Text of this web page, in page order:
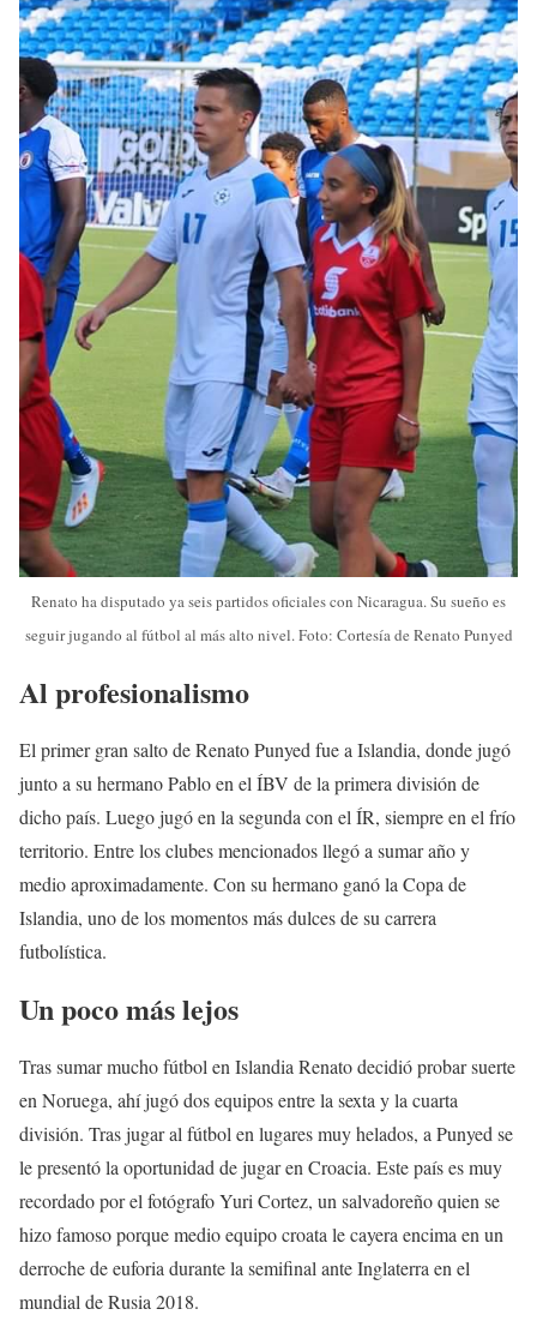
Renato ha disputado ya seis partidos oficiales con Nicaragua. Su sueño es
seguir jugando al fútbol al más alto nivel. Foto: Cortesía de Renato Punyed
Al profesionalismo
El primer gran salto de Renato Punyed fue a Islandia, donde jugó
junto a su hermano Pablo en el ÍBV de la primera división de
dicho país. Luego jugó en la segunda con el ÍR, siempre en el frío
territorio. Entre los clubes mencionados llegó a sumar año y
medio aproximadamente. Con su hermano ganó la Copa de
Islandia, uno de los momentos más dulces de su carrera
futbolística.
Un poco más lejos
Tras sumar mucho fútbol en Islandia Renato decidió probar suerte
en Noruega, ahí jugó dos equipos entre la sexta y la cuarta
división. Tras jugar al fútbol en lugares muy helados, a Punyed se
le presentó la oportunidad de jugar en Croacia. Este país es muy
recordado por el fotógrafo Yuri Cortez, un salvadoreño quien se
hizo famoso porque medio equipo croata le cayera encima en un
derroche de euforia durante la semifinal ante Inglaterra en el
mundial de Rusia 2018.